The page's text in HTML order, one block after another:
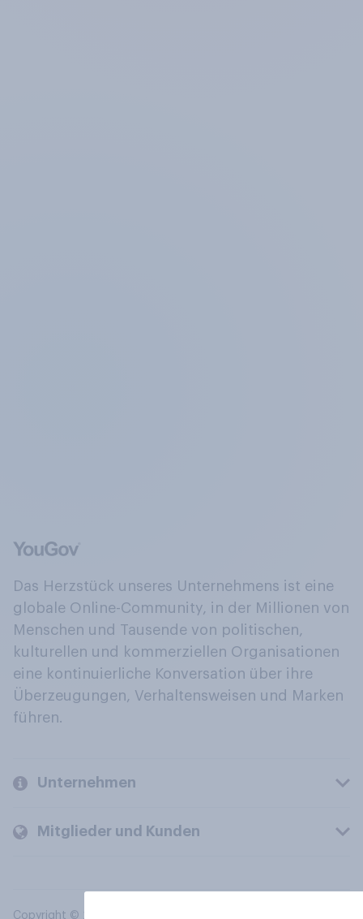
Das Herzstück unseres Unternehmens ist eine
globale Online-Community, in der Millionen von
Menschen und Tausende von politischen,
kulturellen und kommerziellen Organisationen
eine kontinuierliche Konversation über ihre
Überzeugungen, Verhaltensweisen und Marken
führen.
Unternehmen
Mitglieder und Kunden
Copyright © 2026 YouGov PLC. Alle Rechte vorbehalten.